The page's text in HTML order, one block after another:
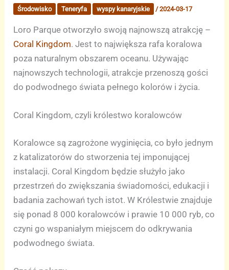
Środowisko Teneryfa wyspy kanaryjskie /2024-03-17
Loro Parque otworzyło swoją najnowszą atrakcję –
Coral Kingdom. Jest to największa rafa koralowa
poza naturalnym obszarem oceanu. Używając
najnowszych technologii, atrakcje przenoszą gości
do podwodnego świata pełnego kolorów i życia.
Coral Kingdom, czyli królestwo koralowców
Koralowce są zagrożone wyginięcia, co było jednym
z katalizatorów do stworzenia tej imponującej
instalacji. Coral Kingdom będzie służyło jako
przestrzeń do zwiększania świadomości, edukacji i
badania zachowań tych istot. W Królestwie znajduje
się ponad 8 000 koralowców i prawie 10 000 ryb, co
czyni go wspaniałym miejscem do odkrywania
podwodnego świata.